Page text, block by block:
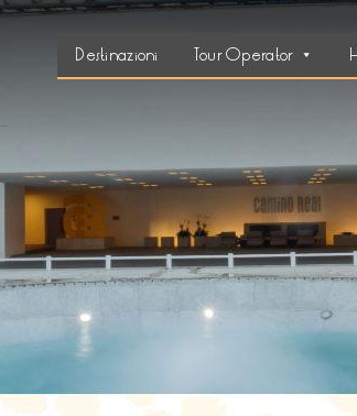
Destinazioni Tour Operator